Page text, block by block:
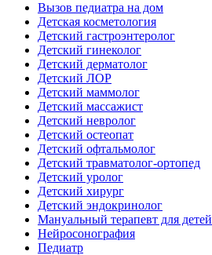
Вызов педиатра на дом
Детская косметология
Детский гастроэнтеролог
Детский гинеколог
Детский дерматолог
Детский ЛОР
Детский маммолог
Детский массажист
Детский невролог
Детский остеопат
Детский офтальмолог
Детский травматолог-ортопед
Детский уролог
Детский хирург
Детский эндокринолог
Мануальный терапевт для детей
Нейросонография
Педиатр